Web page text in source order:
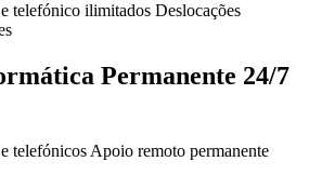
telefónico ilimitados Deslocações
Permanente 24/7
telefónicos Apoio remoto permanente